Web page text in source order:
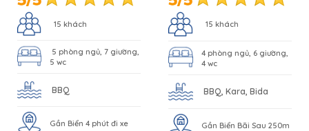
15 khách
5 phòng ngủ, 7 giường,
5 wc
BBQ
Gần Biển 4 phút đi xe
15 khách
4 phòng ngủ, 6 giường,
4 wc
BBQ, Kara, Bida
Gần Biển Bãi Sau 250m